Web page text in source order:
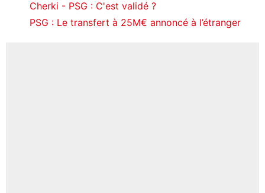
Cherki - PSG : C'est validé ?
PSG : Le transfert à 25M€ annoncé à l’étranger